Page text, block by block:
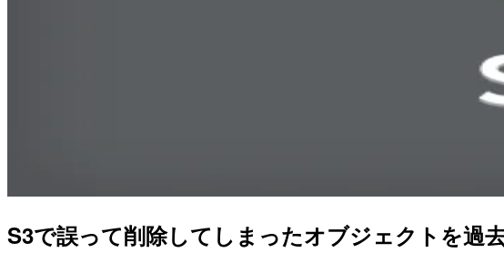
S3で誤って削除してしまったオブジェクトを過